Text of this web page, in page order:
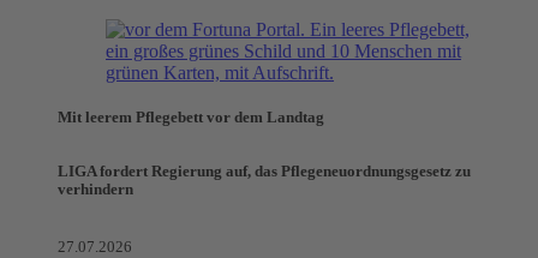
Mit leerem Pflegebett vor dem Landtag
LIGA fordert Regierung auf, das Pflegeneuordnungsgesetz zu
verhindern
27.07.2026